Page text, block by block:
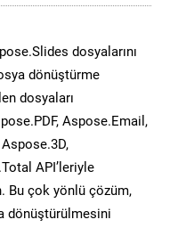
dosyalarını
dönüştürme
dosyaları
Aspose.Email,
API’leriyle
Bu çok yönlü çözüm,
dönüştürülmesini